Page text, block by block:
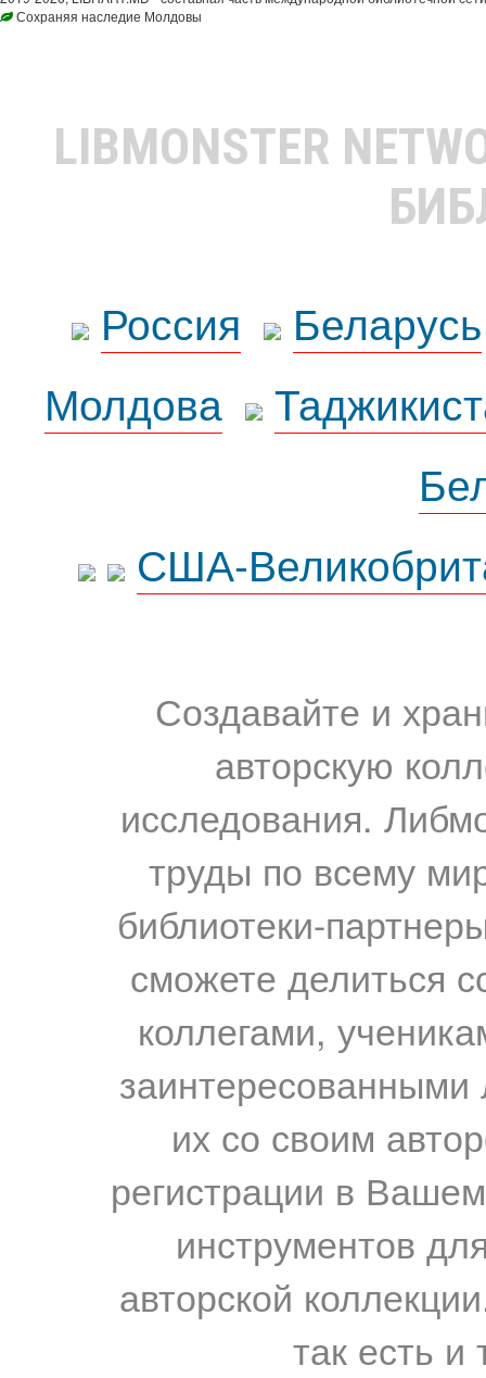
Сохраняя наследие Молдовы
LIBMONSTER
Россия
Беларусь
Молдова
США-
Создавайте и
авторскую
исследования.
труды по всему
библиотеки-
сможете делиться
коллегами,
их со своим
регистрации в
инструментов
авторской
так есть и